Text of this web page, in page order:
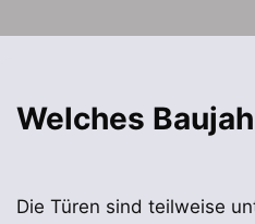
Welches
Die Türen sind teilweise